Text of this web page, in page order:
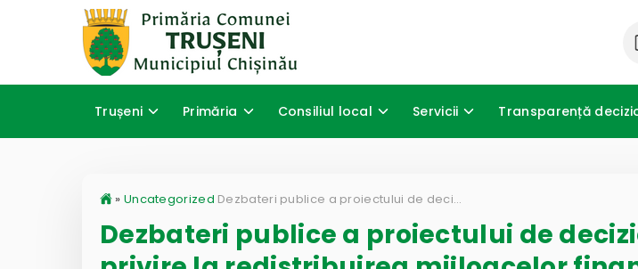
Trușeni Primăria Consiliul local Servicii Transparență
» Uncategorized Dezbateri publice a proiectului de decizie ”Cu privire la redistribuirea mijloacelor financiare din soldul disponibil și operarea unor modificări a bugetului comunei Trușeni pentru anul 2022”
Dezbateri publice a proiectului de